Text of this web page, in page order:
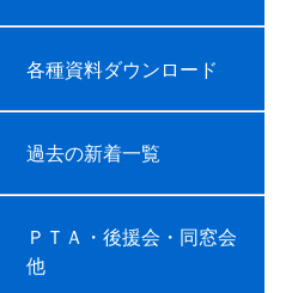
各種資料ダウンロード
過去の新着一覧
ＰＴＡ・後援会・同窓会
他